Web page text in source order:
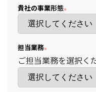
貴社の事業形態
担当業務
ご担当業務を選択く